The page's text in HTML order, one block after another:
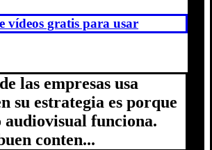
vídeos gratis para usar
las empresas usa
su estrategia es porque
funciona.
conten...